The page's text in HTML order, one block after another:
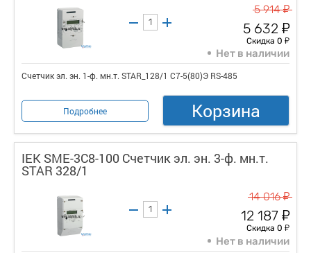
5 914у
5 632 у
Скидка 0 у
Нет в наличии
Счетчик эл. эн. 1-ф. мн.т. STAR_128/1 С7-5(80)Э RS-485
Подробнее Корзина
IEK SME-3C8-100 Счетчик эл. эн. 3-ф. мн.т.
STAR 328/1
14 016у
12 187 у
Скидка 0 у
Нет в наличии